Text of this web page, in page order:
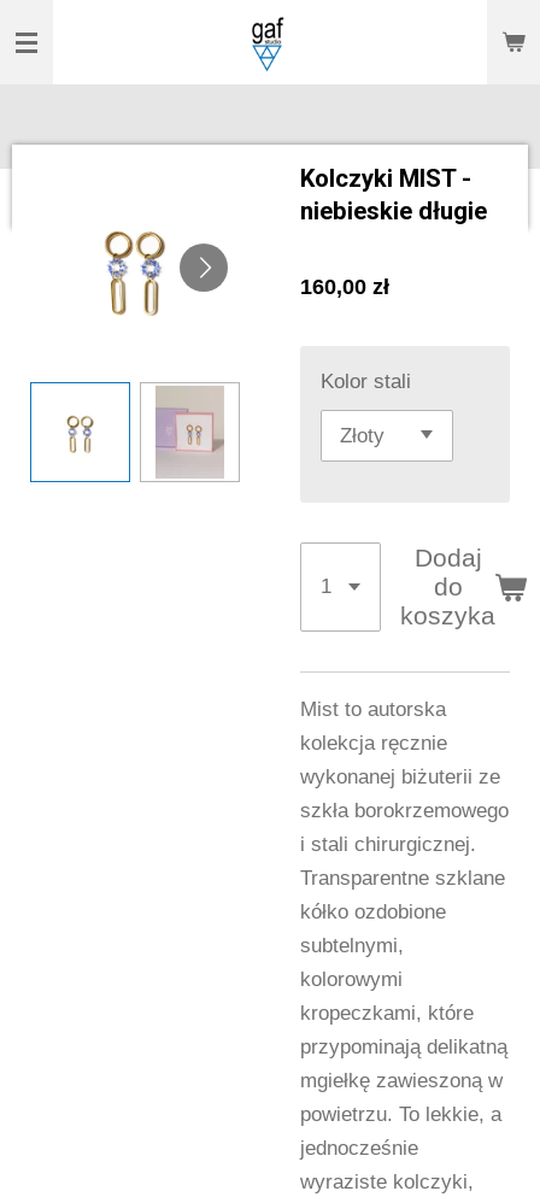
Przejdź
do
Kolczyki MIST -
niebieskie długie
160,00 zł
Kolor stali
Dodaj
do
koszyka
Mist to autorska
kolekcja ręcznie
wykonanej biżuterii ze
szkła borokrzemowego
i stali chirurgicznej.
Transparentne szklane
kółko ozdobione
subtelnymi,
kolorowymi
kropeczkami, które
przypominają delikatną
mgiełkę zawieszoną w
powietrzu. To lekkie, a
jednocześnie
wyraziste kolczyki,